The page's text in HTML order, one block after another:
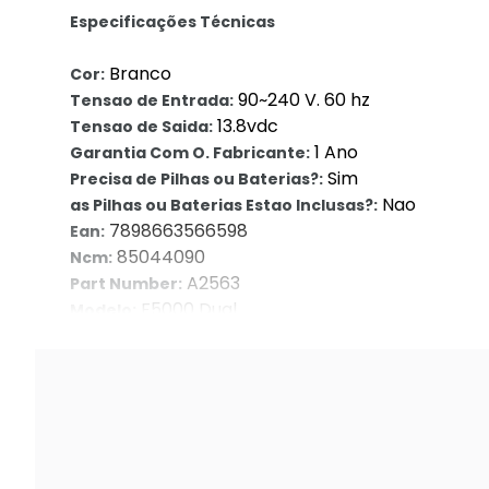
Especificações Técnicas
Cor: Branco
Tensao de Entrada: 90~240 V. 60 hz
Tensao de Saida: 13.8vdc
Garantia Com O. Fabricante: 1 Ano
Precisa de Pilhas ou Baterias?: Sim
as Pilhas ou Baterias Estao Inclusas?: Nao
Ean: 7898663566598
Ncm: 85044090
Part Number: A2563
F5000 Dual